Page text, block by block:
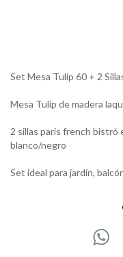
Set Mesa Tulip 60 + 2
Mesa Tulip de madera
2 sillas paris french
blanco/negro
Set ideal para jardín,